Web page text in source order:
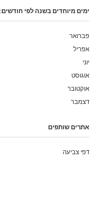
ימים מיוחדים בשנה לפי חודשים:
פברואר
אפריל
יוני
אוגוסט
אוקטובר
דצמבר
אתרים שותפים
דפי צביעה